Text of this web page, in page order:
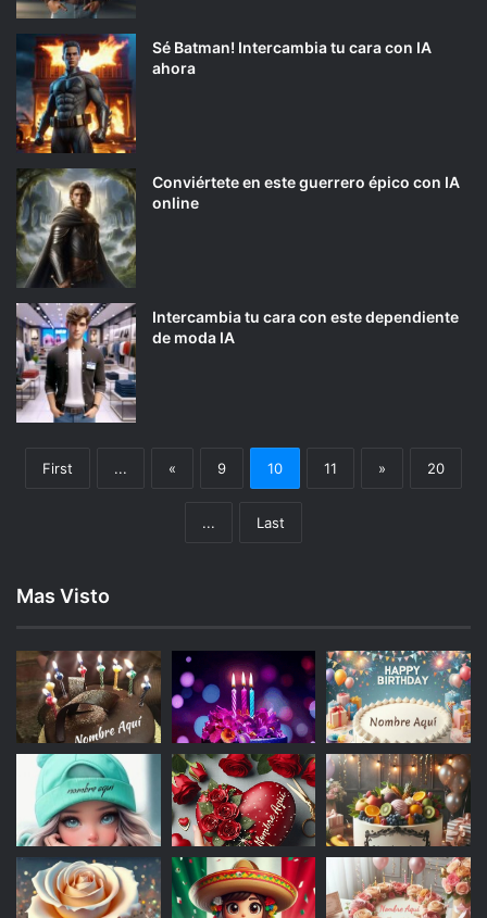
Sé Batman! Intercambia tu cara con IA
ahora
Conviértete en este guerrero épico con IA
online
Intercambia tu cara con este dependiente
de moda IA
First ... « 9 10 11 » 20
... Last
Mas Visto